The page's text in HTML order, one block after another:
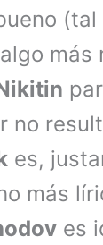
más
no
es,
más
es